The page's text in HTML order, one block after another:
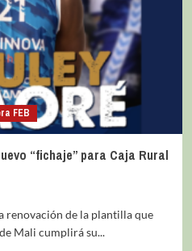
FEB
“fichaje” para Caja Rural
renovación de la plantilla que
Mali cumplirá su...